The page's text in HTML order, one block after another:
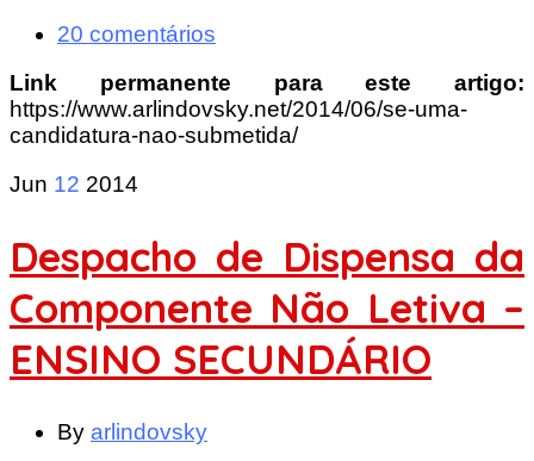
20 comentários
Link permanente para este artigo:
https://www.arlindovsky.net/2014/06/se-uma-
candidatura-nao-submetida/
Jun 12 2014
Despacho de Dispensa da
Componente Não Letiva –
ENSINO SECUNDÁRIO
By arlindovsky